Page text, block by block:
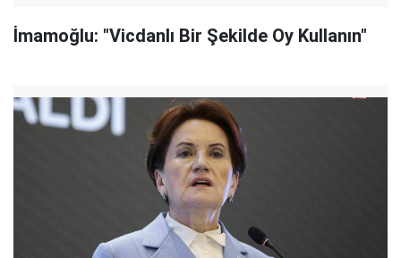
İmamoğlu: "Vicdanlı Bir Şekilde Oy Kullanın"